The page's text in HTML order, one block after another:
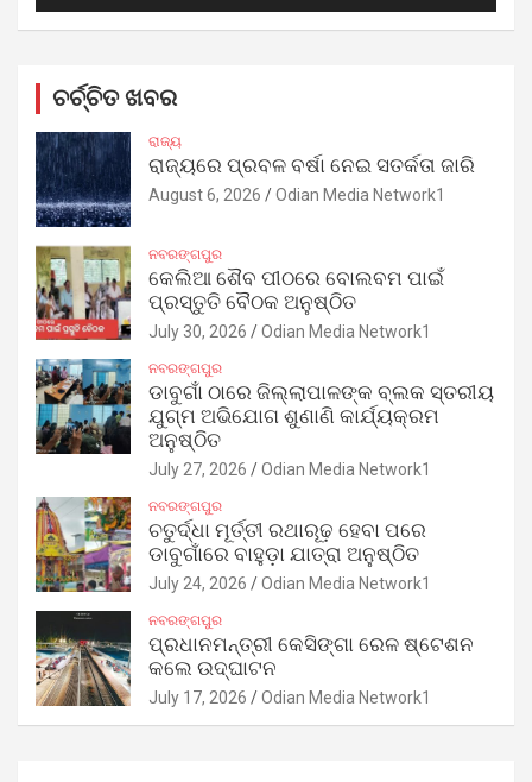
ଚର୍ଚ୍ଚିତ ଖବର
ରାଜ୍ୟ
ରାଜ୍ୟରେ ପ୍ରବଳ ବର୍ଷା ନେଇ ସତର୍କତା ଜାରି
August 6, 2026 Odian Media Network1
ନବରଙ୍ଗପୁର
କେଲିଆ ଶୈବ ପୀଠରେ ବୋଲବମ ପାଇଁ
ପ୍ରସ୍ତୁତି ବୈଠକ ଅନୁଷ୍ଠିତ
July 30, 2026 Odian Media Network1
ନବରଙ୍ଗପୁର
ଡାବୁଗାଁ ଠାରେ ଜିଲ୍ଲାପାଳଙ୍କ ବ୍ଲକ ସ୍ତରୀୟ
ଯୁଗ୍ମ ଅଭିଯୋଗ ଶୁଣାଣି କାର୍ଯ୍ୟକ୍ରମ
ଅନୁଷ୍ଠିତ
July 27, 2026 Odian Media Network1
ନବରଙ୍ଗପୁର
ଚତୁର୍ଦ୍ଧା ମୂର୍ତ୍ତୀ ରଥାରୂଢ଼ ହେବା ପରେ
ଡାବୁଗାଁରେ ବାହୁଡ଼ା ଯାତ୍ରା ଅନୁଷ୍ଠିତ
July 24, 2026 Odian Media Network1
ନବରଙ୍ଗପୁର
ପ୍ରଧାନମନ୍ତ୍ରୀ କେସିଙ୍ଗା ରେଳ ଷ୍ଟେଶନ
କଲେ ଉଦ୍‌ଘାଟନ
July 17, 2026 Odian Media Network1